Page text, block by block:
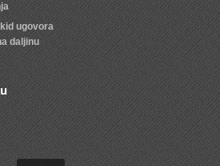
ugovora
daljinu